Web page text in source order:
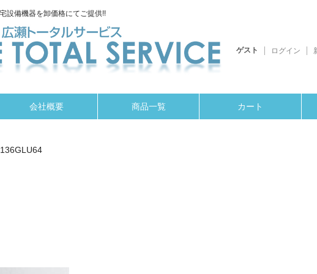
設備機器を卸価格にてご提供!!
ゲスト ログイン
会社概要 商品一覧 カート